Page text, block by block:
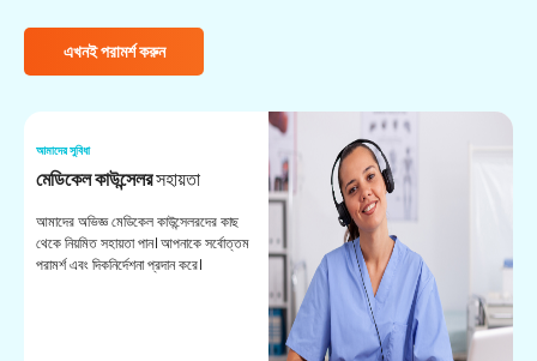
এখনই পরামর্শ করুন
আমাদের সুবিধা
মেডিকেল কাউন্সেলরসহায়তা
আমাদের অভিজ্ঞ মেডিকেল কাউন্সেলরদের কাছ
থেকে নিয়মিত সহায়তা পান। আপনাকে সর্বোত্তম
পরামর্শ এবং দিকনির্দেশনা প্রদান করে।